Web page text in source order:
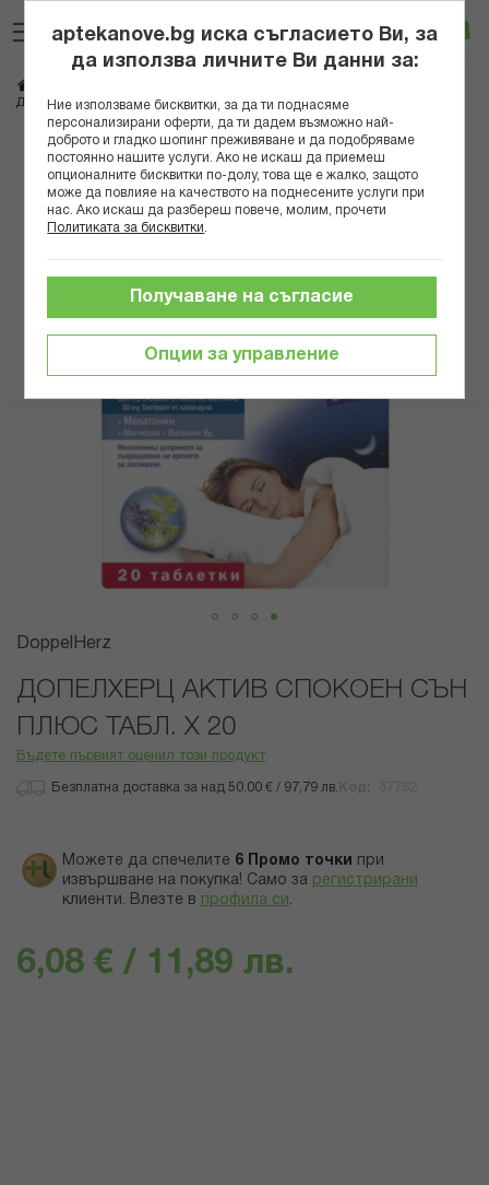
към
съдържанието
Вход
ДОПЕЛХЕРЦ АКТИВ СПОКОЕН СЪН ПЛЮС ТАБЛ. Х 20
Преминете
края
Преминете
началото
галерия
със
DoppelHerz
ДОПЕЛХЕРЦ АКТИВ СПОКОЕН СЪН
ПЛЮС ТАБЛ. Х 20
Бъдете първият оценил този продукт
Безплатна доставка за над 50.00 € / 97,79 лв.
Можете да спечелите 6 Промо точки
при
извършване на покупка! Само за регистрирани
клиенти. Влезте в профила си .
6,08 € / 11,89 лв.
aptekanove.bg иска съгласието Ви, за
да използва личните Ви данни за:
Ние използваме бисквитки, за да ти поднасяме
персонализирани оферти, да ти дадем възможно най-
доброто и гладко шопинг преживяване и да подобряваме
постоянно нашите услуги. Ако не искаш да приемеш
опционалните бисквитки по-долу, това ще е жалко, защото
може да повлияе на качеството на поднесените услуги при
нас. Ако искаш да разбереш повече, молим, прочети
Политиката за бисквитки
Опции за управление
Получаване на съгласие